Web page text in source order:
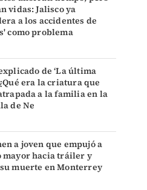
vidas: Jalisco ya
a los accidentes de
como problema
de ‘La última
¿Qué era la criatura que
a la familia en la
de Ne
a joven que empujó a
mayor hacia tráiler y
muerte en Monterrey